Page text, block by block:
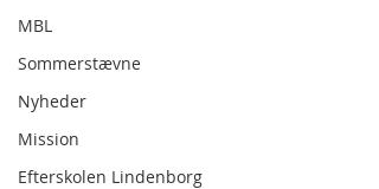
MBL
Sommerstævne
Nyheder
Mission
Efterskolen Lindenborg